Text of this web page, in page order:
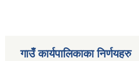
गाउँ कार्यपालिकाका निर्णयहरु